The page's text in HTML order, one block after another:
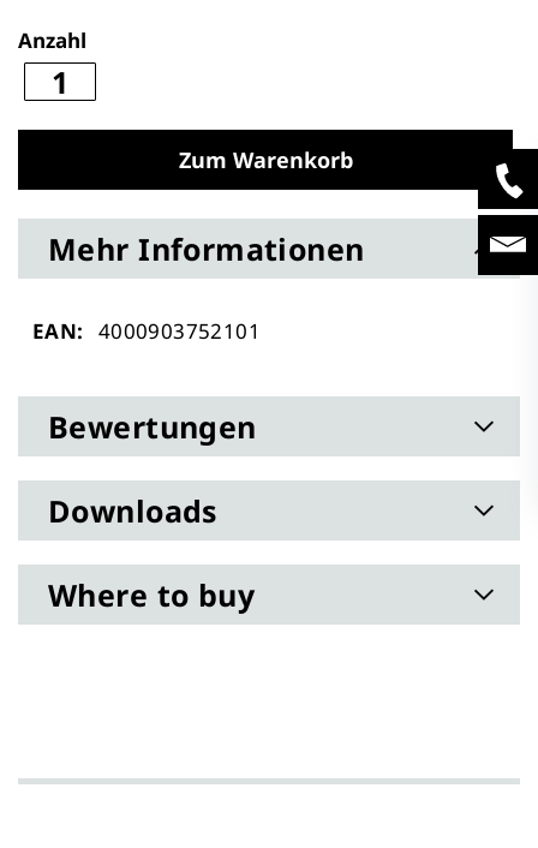
Anzahl
Zum Warenkorb
Mehr Informationen
Mehr
4000903752101
Bewertungen
Downloads
Where to buy